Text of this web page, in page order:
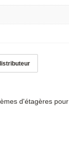
d'étagères pour